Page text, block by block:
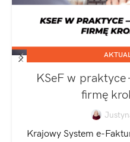
KSeF w
firmę
Krajowy System e-